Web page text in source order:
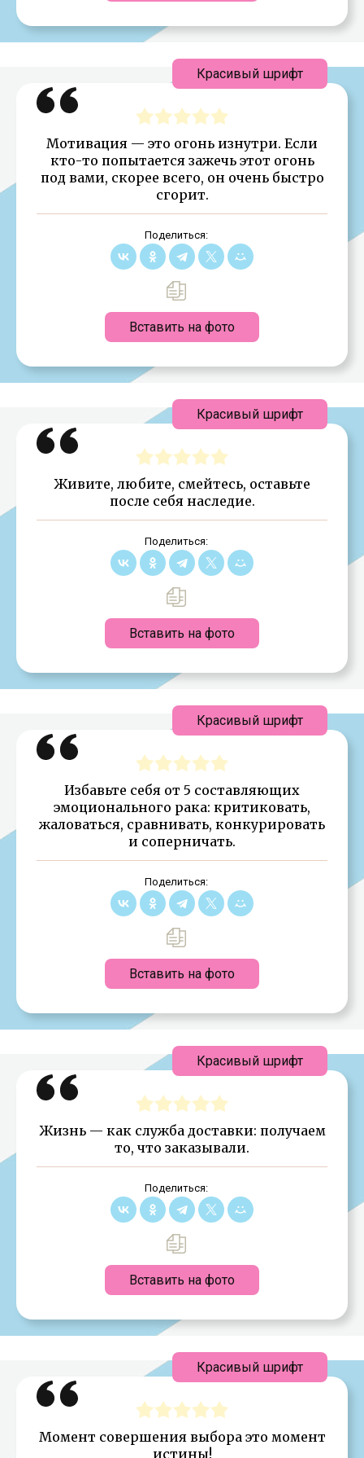
Мотивация — это огонь изнутри. Если
кто-то попытается зажечь этот огонь
под вами, скорее всего, он очень быстро
сгорит.
Поделиться:
Вставить на фото
Красивый шрифт
Живите, любите, смейтесь, оставьте
после себя наследие.
Поделиться:
Вставить на фото
Красивый шрифт
Избавьте себя от 5 составляющих
эмоционального рака: критиковать,
жаловаться, сравнивать, конкурировать
и соперничать.
Поделиться:
Вставить на фото
Красивый шрифт
Жизнь — как служба доставки: получаем
то, что заказывали.
Поделиться:
Вставить на фото
Красивый шрифт
Момент совершения выбора это момент
истины!
Красивый шрифт